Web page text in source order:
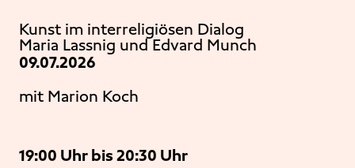
Kunst im interreligiösen Dialog
Maria Lassnig und Edvard Munch
09.07.2026
mit Marion Koch
19:00 Uhr bis 20:30 Uhr